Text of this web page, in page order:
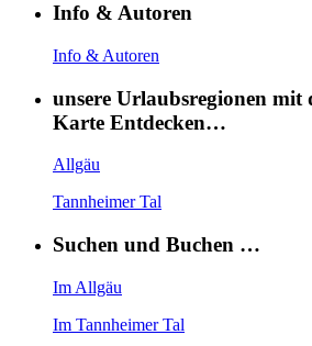
Info & Autoren
Info & Autoren
unsere Urlaubsregionen
Karte Entdecken…
Allgäu
Tannheimer Tal
Suchen und Buchen …
Im Allgäu
Im Tannheimer Tal